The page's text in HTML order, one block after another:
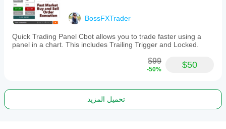
BossFXTrader
Quick Trading Panel Cbot allows you to trade faster using a
panel in a chart. This includes Trailing Trigger and Locked.
$99
-50% $50
تحميل المزيد